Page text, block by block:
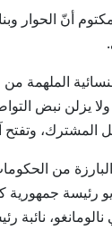
أنّ الحوار
يزلن نبض
وتفتح
من
جمهورية